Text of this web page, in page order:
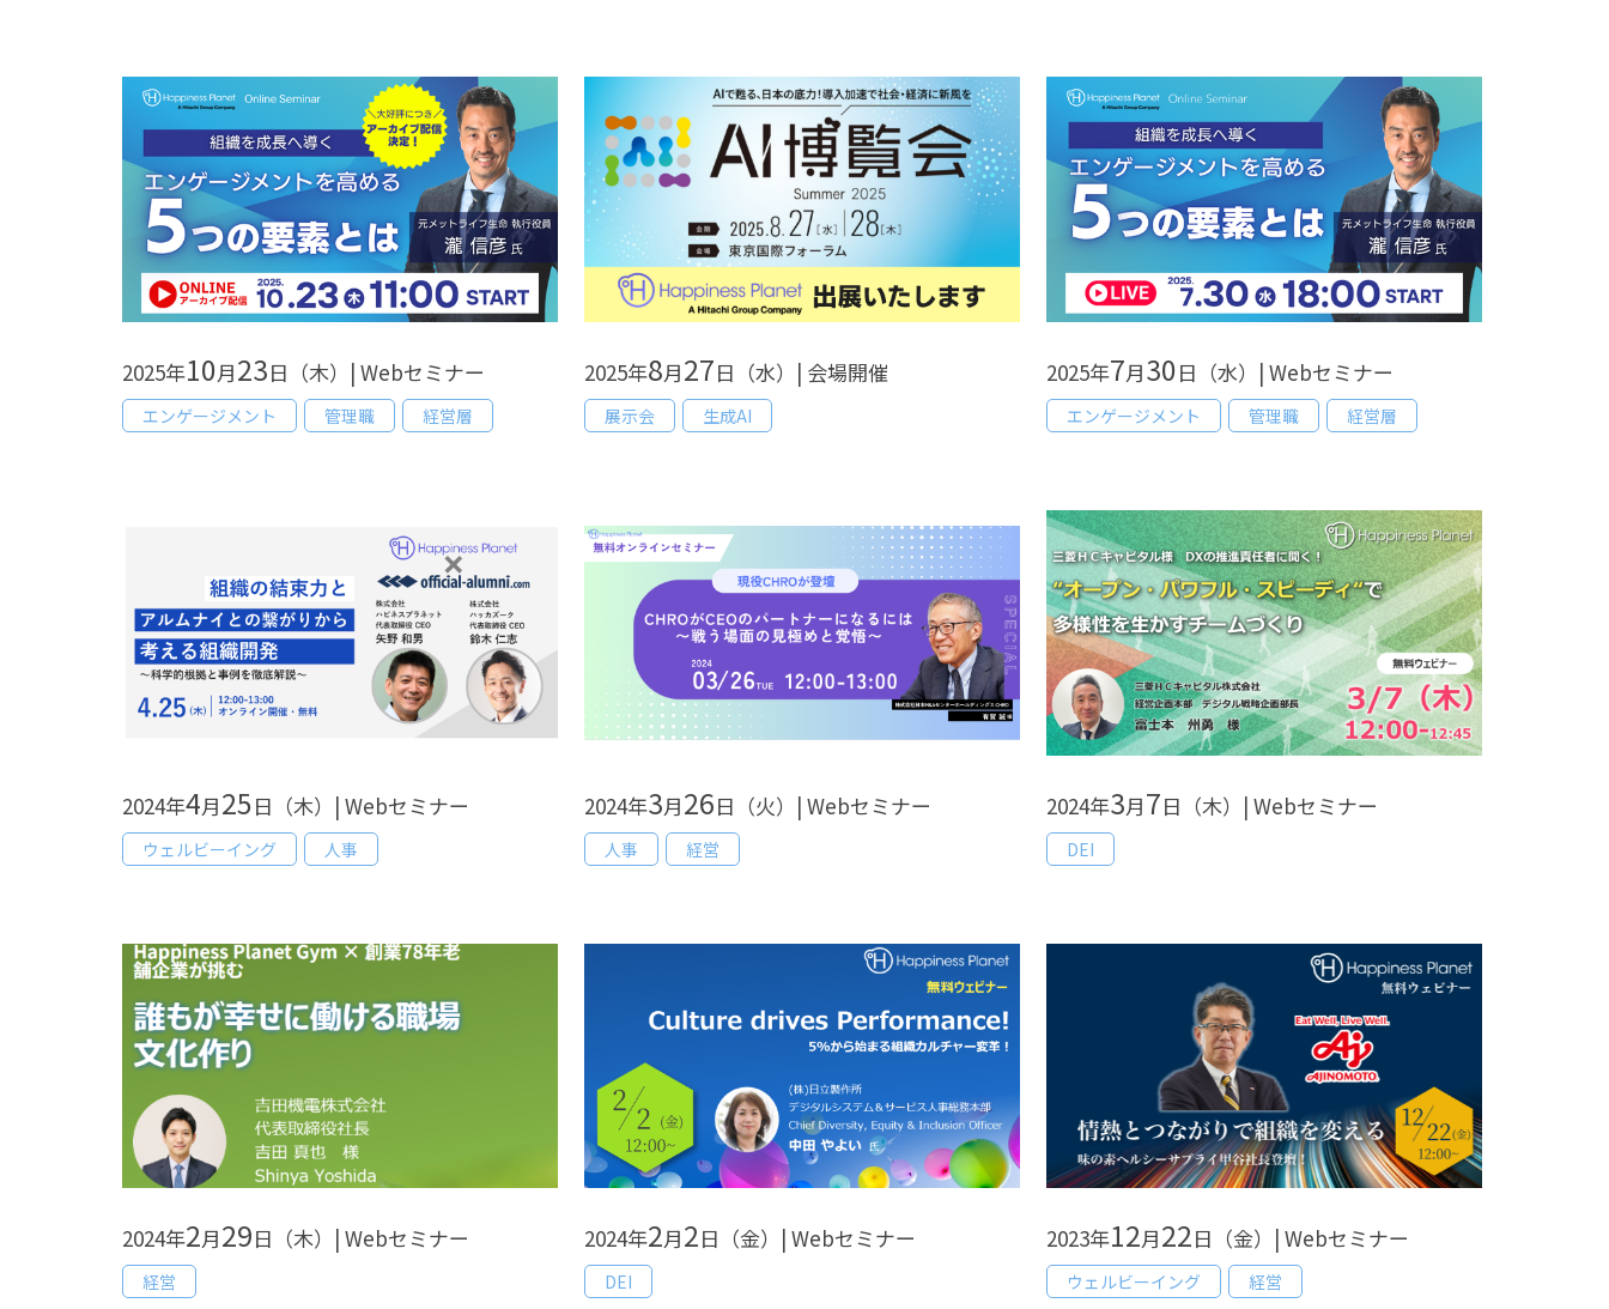
2025年10月23日（木）| Webセミナー
エンゲージメント 管理職 経営層
2025年8月27日（水）| 会場開催
展示会 生成AI
2025年7月30日（水）| Webセミナー
エンゲージメント 管理職 経営層
2024年4月25 日（木）| Webセミナー
ウェルビーイング 人事
2024年3月26日（火）| Webセミナー
人事 経営
2024年3月7日（木）| Webセミナー
DEI
2024年2月29日（木）| Webセミナー
経営
2024年2月2日（金）| Webセミナー
DEI
2023年12月22日（金）| Webセミナー
ウェルビーイング 経営